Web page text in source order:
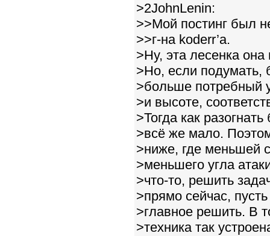
>2JohnLenin:
>>Мой постинг был
>>г-на koderr’а.
>Ну, эта лесенка
>Но, если подумать,
>больше потребный
>и высоте,
>Тогда как
>всё же мало.
>ниже, где меньшей
>меньшего угла
>что-то, решить
>прямо сейчас,
>главное решить. В
>техника так